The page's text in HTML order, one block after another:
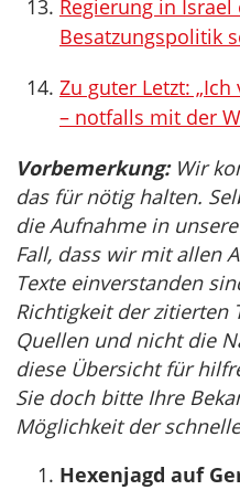
Regierung in
Besatzungspolitik
Zu guter Letzt:
– notfalls mit der
Vorbemerkung:Wir
das für nötig halten.
die Aufnahme in
Fall, dass wir mit allen
Texte einverstanden
Richtigkeit der zitierten
Quellen und nicht die
diese Übersicht für
Sie doch bitte Ihre
Möglichkeit der
Hexenjagd auf